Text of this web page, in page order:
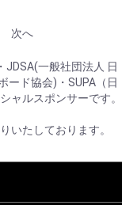
次へ
JDSA(一般社団法人 日
ード協会)・SUPA（日
ャルスポンサーです。
いたしております。